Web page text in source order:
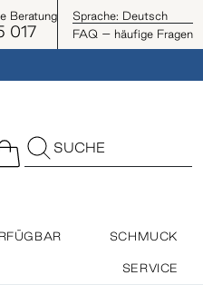
Beratung
017
Sprache: Deutsch
FAQ – häufige Fragen
SUCHE
SCHMUCK
SERVICE